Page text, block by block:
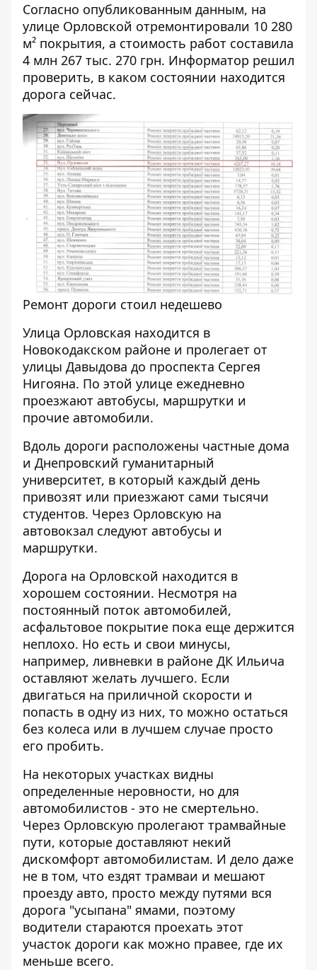
Согласно опубликованным данным, на
улице Орловской отремонтировали 10 280
м² покрытия, а стоимость работ составила
4 млн 267 тыс. 270 грн. Информатор решил
проверить, в каком состоянии находится
дорога сейчас.
Ремонт дороги стоил недешево
Улица Орловская находится в
Новокодакском районе и пролегает от
улицы Давыдова до проспекта Сергея
Нигояна. По этой улице ежедневно
проезжают автобусы, маршрутки и
прочие автомобили.
Вдоль дороги расположены частные дома
и Днепровский гуманитарный
университет, в который каждый день
привозят или приезжают сами тысячи
студентов. Через Орловскую на
автовокзал следуют автобусы и
маршрутки.
Дорога на Орловской находится в
хорошем состоянии. Несмотря на
постоянный поток автомобилей,
асфальтовое покрытие пока еще держится
неплохо. Но есть и свои минусы,
например, ливневки в районе ДК Ильича
оставляют желать лучшего. Если
двигаться на приличной скорости и
попасть в одну из них, то можно остаться
без колеса или в лучшем случае просто
его пробить.
На некоторых участках видны
определенные неровности, но для
автомобилистов - это не смертельно.
Через Орловскую пролегают трамвайные
пути, которые доставляют некий
дискомфорт автомобилистам. И дело даже
не в том, что ездят трамваи и мешают
проезду авто, просто между путями вся
дорога "усыпана" ямами, поэтому
водители стараются проехать этот
участок дороги как можно правее, где их
меньше всего.